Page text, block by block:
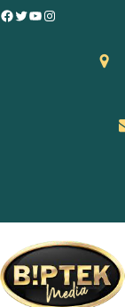
Skip
Facebook
Twitter
YouTube
Instagram